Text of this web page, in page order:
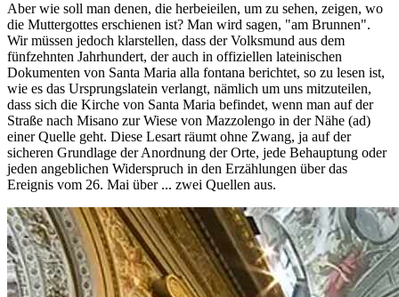
Aber wie soll man denen, die herbeieilen, um zu sehen, zeigen, wo
die Muttergottes erschienen ist? Man wird sagen, "am Brunnen".
Wir müssen jedoch klarstellen, dass der Volksmund aus dem
fünfzehnten Jahrhundert, der auch in offiziellen lateinischen
Dokumenten von Santa Maria alla fontana berichtet, so zu lesen ist,
wie es das Ursprungslatein verlangt, nämlich um uns mitzuteilen,
dass sich die Kirche von Santa Maria befindet, wenn man auf der
Straße nach Misano zur Wiese von Mazzolengo in der Nähe (ad)
einer Quelle geht. Diese Lesart räumt ohne Zwang, ja auf der
sicheren Grundlage der Anordnung der Orte, jede Behauptung oder
jeden angeblichen Widerspruch in den Erzählungen über das
Ereignis vom 26. Mai über ... zwei Quellen aus.